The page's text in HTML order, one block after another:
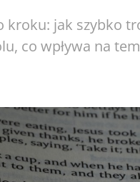
kroku: jak szybko
co wpływa na